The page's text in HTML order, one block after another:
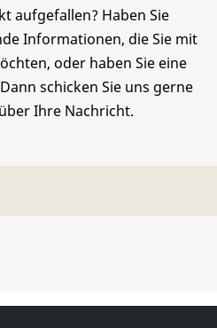
aufgefallen? Haben Sie
Informationen, die Sie mit
oder haben Sie eine
schicken Sie uns gerne
Ihre Nachricht.